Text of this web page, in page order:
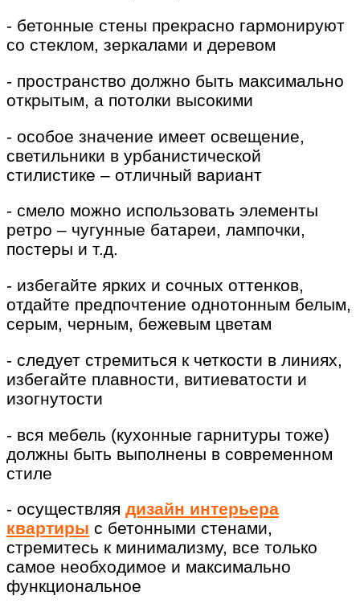
- бетонные стены прекрасно гармонируют
со стеклом, зеркалами и деревом
- пространство должно быть максимально
открытым, а потолки высокими
- особое значение имеет освещение,
светильники в урбанистической
стилистике – отличный вариант
- смело можно использовать элементы
ретро – чугунные батареи, лампочки,
постеры и т.д.
- избегайте ярких и сочных оттенков,
отдайте предпочтение однотонным белым,
серым, черным, бежевым цветам
- следует стремиться к четкости в линиях,
избегайте плавности, витиеватости и
изогнутости
- вся мебель (кухонные гарнитуры тоже)
должны быть выполнены в современном
стиле
- осуществляя дизайн интерьера
квартиры с бетонными стенами,
стремитесь к минимализму, все только
самое необходимое и максимально
функциональное